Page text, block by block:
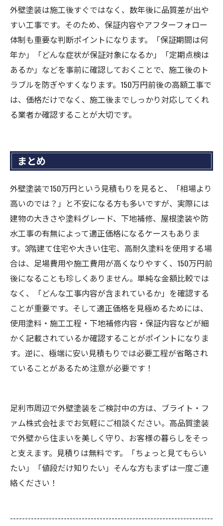
外壁塗装は施工後すぐではなく、数年後に品質差が出や
すい工事です。そのため、保証内容やアフターフォロー
体制も重要な判断ポイントになります。「保証期間は何
年か」「どんな症状が保証対象になるか」「定期点検は
あるか」などを事前に確認しておくことで、施工後のト
ラブルを防ぎやすくなります。150万円前後の高額工事で
は、価格だけでなく、施工後までしっかり対応してくれ
る業者か確認することが大切です。
まとめ
外壁塗装で150万円という見積もりを見ると、「相場より
高いのでは？」と不安になる方も多いですが、実際には
建物の大きさや塗料グレード、下地補修、屋根塗装や防
水工事の有無によって適正価格になるケースもありま
す。3階建て住宅や大きい住宅、高耐久塗料を使用する場
合は、足場費用や施工費用が高くなりやすく、150万円前
後になることも珍しくありません。単純な金額比較では
なく、「どんな工事内容が含まれているか」を確認する
ことが重要です。そして適正価格を見極めるためには、
使用塗料・施工工程・下地補修内容・保証内容などが細
かく記載されているか確認することがポイントになりま
す。逆に、極端に安い見積もりでは必要工程が省略され
ていることがあるため注意が必要です！
足利市周辺で外壁塗装をご検討中の方は、ブライト・フ
ァム株式会社までお気軽にご相談ください。高品質塗装
で外壁から住まいを美しく守り、お客様の暮らしをそっ
と支えます。見積りは無料です。「ちょっと見てもらい
たい」「値段だけ知りたい」そんな方もまずは一度ご連
絡ください！
--------------------------------------------------------------------